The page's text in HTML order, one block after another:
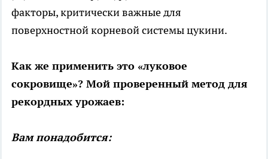
факторы, критически важные для
поверхностной корневой системы цукини.
Как же применить это «луковое
сокровище»? Мой проверенный метод для
рекордных урожаев:
Вам понадобится: